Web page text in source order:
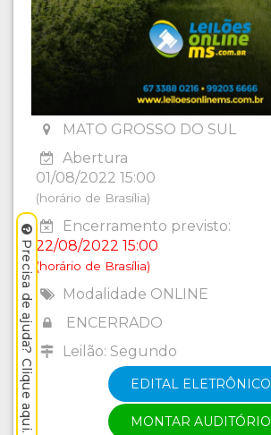
MATO GROSSO DO SUL
Abertura
01/08/2022 15:00
(horário de Brasília)
Encerramento previsto:
22/08/2022 15:00
(horário de Brasília)
Modalidade ONLINE
ENCERRADO
Leilão: Segundo
EDITAL ELETRÔNICO
MONTAR AUDITÓRIO
Precisa de ajuda? Clique aqui.